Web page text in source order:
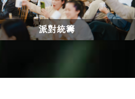
派對統籌